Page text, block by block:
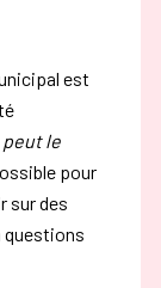
est
peut le
pour
sur des
questions